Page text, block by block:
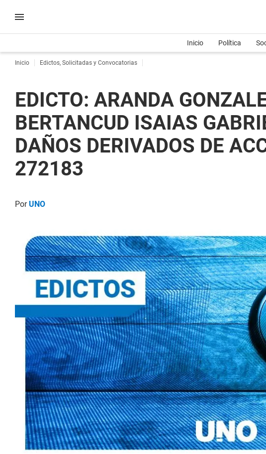
Inicio Política
Inicio Edictos, Solicitadas y Convocatorias
EDICTO: ARANDA
BERTANCUD ISAIAS
DAÑOS DERIVADOS DE
272183
PorUNO